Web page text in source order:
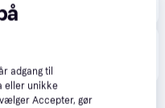
adgang til
eller unikke
Accepter, gør